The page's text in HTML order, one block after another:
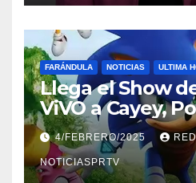
FARÁNDULA NOTICIAS ULTIMA
Llega el Show
ViVO a Cayey,
Barceloneta y
Relojes gratis
compre ahora….
4/FEBRERO/2025
NOTICIASPRTV